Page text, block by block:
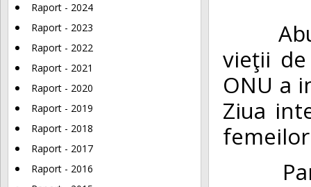
Raport - 2024
Raport - 2023
Raport - 2022
Raport - 2021
Raport - 2020
Raport - 2019
Raport - 2018
Raport - 2017
Raport - 2016
vieţii
ONU a
Ziua